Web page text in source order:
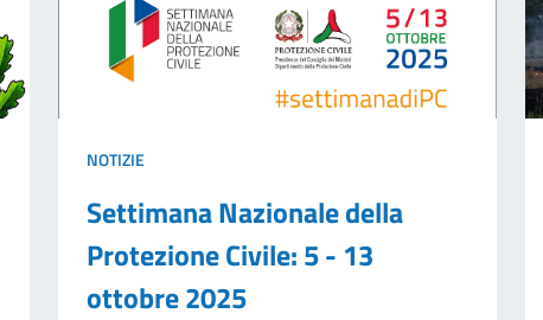
NOTIZIE
Settimana Nazionale della
Protezione Civile: 5 - 13
ottobre 2025